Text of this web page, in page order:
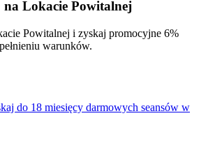
Lokacie Powitalnej
Powitalnej i zyskaj promocyjne 6%
warunków.
do 18 miesięcy darmowych seansów w